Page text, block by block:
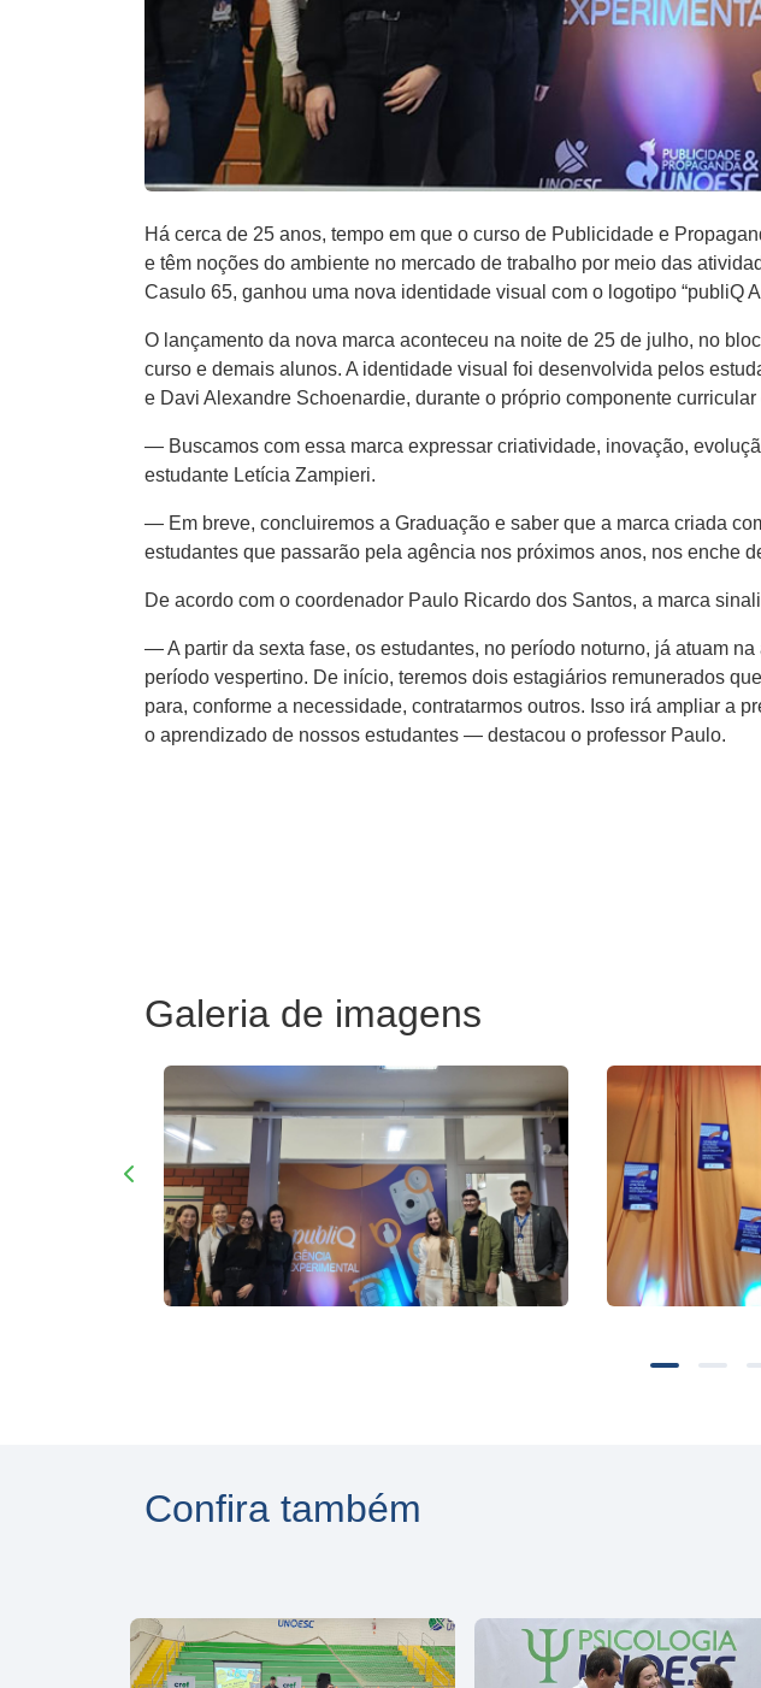
Há cerca de 25 anos, tempo em que o curso de Publicidade e
e têm noções do ambiente no mercado de trabalho por meio das
Casulo 65, ganhou uma nova identidade visual com o logotipo “publiQ
O lançamento da nova marca aconteceu na noite de 25 de julho, no
curso e demais alunos. A identidade visual foi desenvolvida pelos
e Davi Alexandre Schoenardie, durante o próprio componente
— Buscamos com essa marca expressar criatividade, inovação,
estudante Letícia Zampieri.
— Em breve, concluiremos a Graduação e saber que a marca criada
estudantes que passarão pela agência nos próximos anos, nos enche
De acordo com o coordenador Paulo Ricardo dos Santos, a marca
— A partir da sexta fase, os estudantes, no período noturno, já atuam
período vespertino. De início, teremos dois estagiários remunerados
para, conforme a necessidade, contratarmos outros. Isso irá ampliar a
o aprendizado de nossos estudantes — destacou o professor Paulo.
Galeria de imagens
Confira também